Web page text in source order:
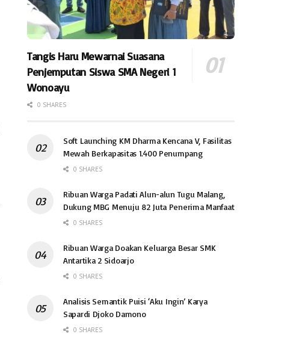
Tangis Haru Mewarnai Suasana
Penjemputan Siswa SMA Negeri 1
Wonoayu
0 SHARES
Soft Launching KM Dharma Kencana V, Fasilitas
Mewah Berkapasitas 1.400 Penumpang
0 SHARES
Ribuan Warga Padati Alun-alun Tugu Malang,
Dukung MBG Menuju 82 Juta Penerima Manfaat
0 SHARES
Ribuan Warga Doakan Keluarga Besar SMK
Antartika 2 Sidoarjo
0 SHARES
Analisis Semantik Puisi ‘Aku Ingin’ Karya
Sapardi Djoko Damono
0 SHARES